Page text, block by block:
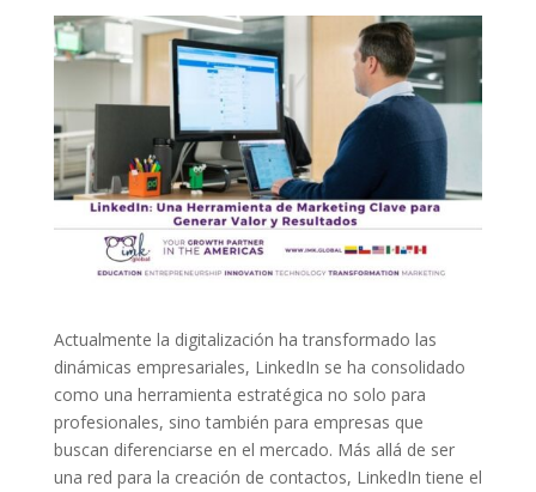
Actualmente la digitalización ha transformado las
dinámicas empresariales, LinkedIn se ha consolidado
como una herramienta estratégica no solo para
profesionales, sino también para empresas que
buscan diferenciarse en el mercado. Más allá de ser
una red para la creación de contactos, LinkedIn tiene el